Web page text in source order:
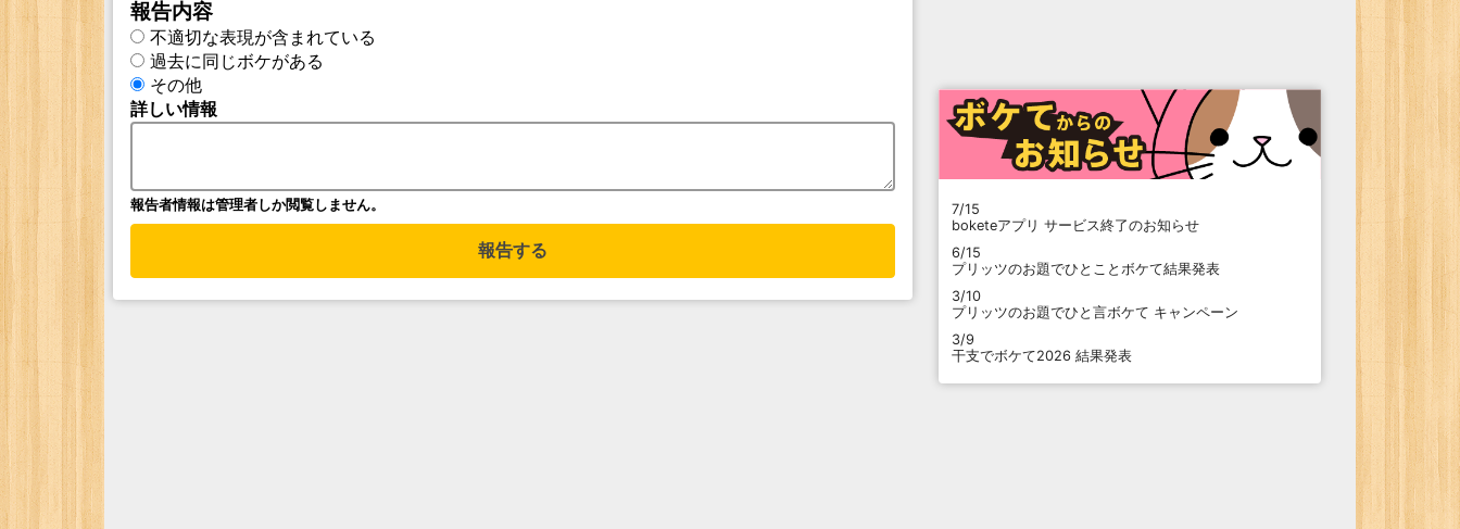
報告内容
不適切な表現が含まれている
過去に同じボケがある
その他
詳しい情報
報告者情報は管理者しか閲覧しません。
報告する
7/15
boketeアプリ サービス終了のお知らせ
6/15
プリッツのお題でひとことボケて結果発表
3/10
プリッツのお題でひと言ボケて キャンペーン
3/9
干支でボケて2026 結果発表